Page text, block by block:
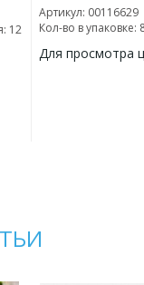
12
Артикул: 00116629
Кол-во в упаковке:
Для просмотра